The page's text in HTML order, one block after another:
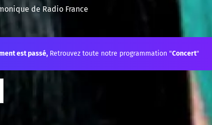
de Radio France
est passé, Retrouvez toute notre programmation "Concert"